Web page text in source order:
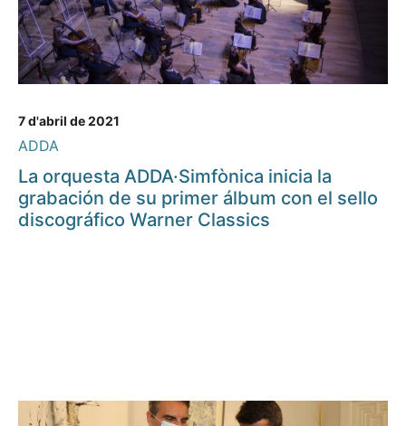
7 d'abril de 2021
ADDA
La orquesta ADDA·Simfònica inicia la
grabación de su primer álbum con el sello
discográfico Warner Classics